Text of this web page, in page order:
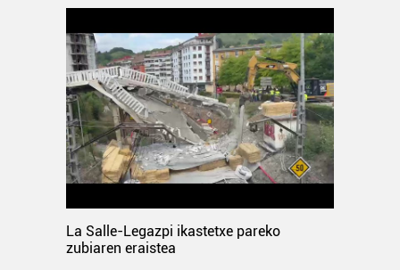
La Salle-Legazpi ikastetxe pareko
zubiaren eraistea